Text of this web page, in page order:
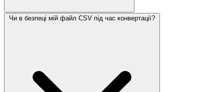
Чи в безпеці мій файл CSV під час конвертації?